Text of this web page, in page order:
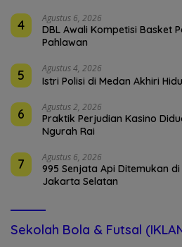
4 Agustus 6, 2026
DBL Awali Kompetisi Basket
Pahlawan
5 Agustus 4, 2026
Istri Polisi di Medan Akhiri
6 Agustus 2, 2026
Praktik Perjudian Kasino
Ngurah Rai
7 Agustus 6, 2026
995 Senjata Api Ditemukan
Jakarta Selatan
Sekolah Bola & Futsal